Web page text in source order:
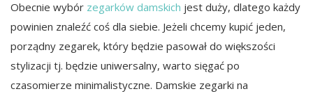
Obecnie wybór zegarków damskich jest duży, dlatego każdy
powinien znaleźć coś dla siebie. Jeżeli chcemy kupić jeden,
porządny zegarek, który będzie pasował do większości
stylizacji tj. będzie uniwersalny, warto sięgać po
czasomierze minimalistyczne. Damskie zegarki na